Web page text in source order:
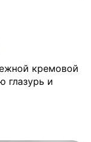
кремовой
глазурь и